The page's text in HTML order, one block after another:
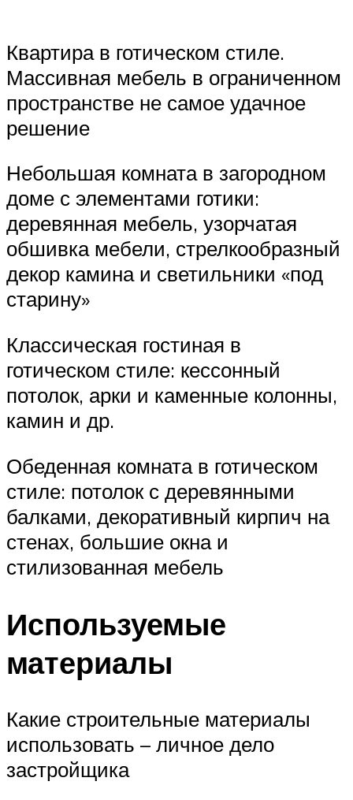
Квартира в готическом стиле.
Массивная мебель в ограниченном
пространстве не самое удачное
решение
Небольшая комната в загородном
доме с элементами готики:
деревянная мебель, узорчатая
обшивка мебели, стрелкообразный
декор камина и светильники «под
старину»
Классическая гостиная в
готическом стиле: кессонный
потолок, арки и каменные колонны,
камин и др.
Обеденная комната в готическом
стиле: потолок с деревянными
балками, декоративный кирпич на
стенах, большие окна и
стилизованная мебель
Используемые
материалы
Какие строительные материалы
использовать – личное дело
застройщика